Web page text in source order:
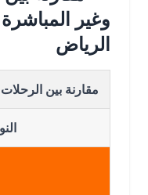
وغير المباشرة
الرياض
مقارنة بين الرحلات